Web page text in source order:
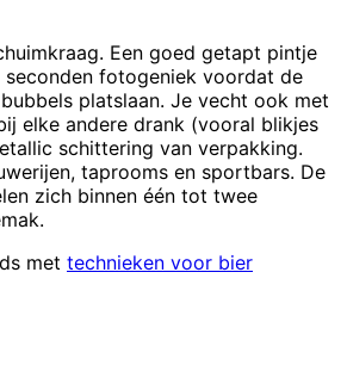
Een goed getapt pintje
fotogeniek voordat de
platslaan. Je vecht ook met
elke andere drank (vooral blikjes
schittering van verpakking.
taprooms en sportbars. De
zich binnen één tot twee
met technieken voor bier